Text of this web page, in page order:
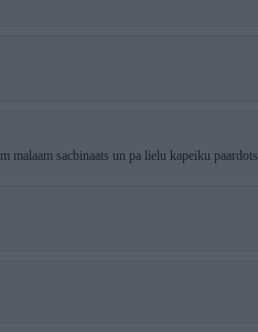
malaam sacbinaats un pa lielu kapeiku paardots